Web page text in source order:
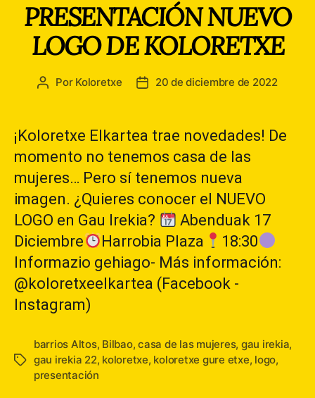
PRESENTACIÓN NUEVO
LOGO DE KOLORETXE
Autor
entrada
Por Koloretxe
Fecha
entrada
20 de diciembre de 2022
¡Koloretxe Elkartea trae novedades! De
momento no tenemos casa de las
mujeres… Pero sí tenemos nueva
imagen. ¿Quieres conocer el NUEVO
LOGO en Gau Irekia?
Abenduak 17
Diciembre
Harrobia Plaza
18:30
Informazio gehiago- Más información:
@koloretxeelkartea (Facebook -
Instagram)
Etiquetas
barrios Altos, Bilbao,casa de las mujeres, gau irekia,
gau irekia 22, koloretxe, koloretxe gure etxe, logo,
presentación